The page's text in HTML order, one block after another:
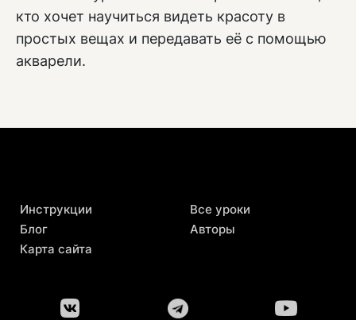
кто хочет научиться видеть красоту в
простых вещах и передавать её с помощью
акварели.
Инструкции
Блог
Карта сайта
Все уроки
Авторы